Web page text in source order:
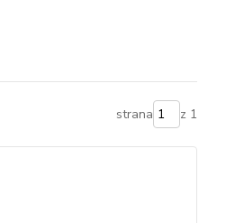
strana z 1